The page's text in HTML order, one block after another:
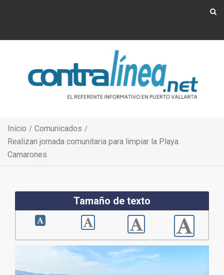
Inicio
Comunicados
Realizan jornada comunitaria para limpiar la Playa
Camarones
Tamaño de texto